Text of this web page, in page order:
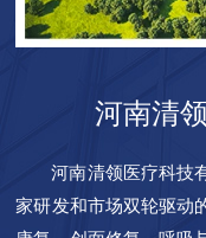
河南清
河南清领医疗科技
家研发和市场双轮驱动